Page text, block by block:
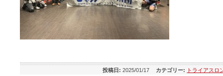
投稿日: 2025/01/17 カテゴリー: トライアスロ